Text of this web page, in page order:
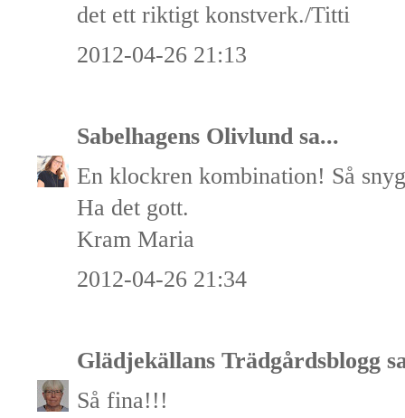
det ett riktigt konstverk./Titti
2012-04-26 21:13
Sabelhagens Olivlund sa...
En klockren kombination! Så
Ha det gott.
Kram Maria
2012-04-26 21:34
Glädjekällans Trädgårdsblogg
Så fina!!!